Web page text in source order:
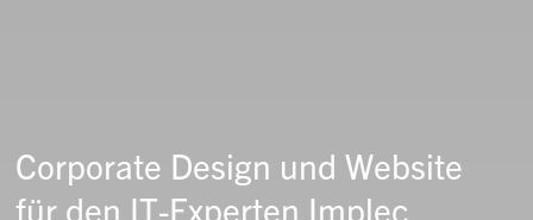
Corporate Design und Website
für den IT-Experten Implec